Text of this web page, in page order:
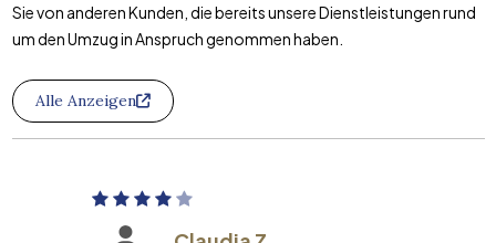
Sie von anderen Kunden, die bereits unsere Dienstleistungen rund
um den Umzug in Anspruch genommen haben.
Alle Anzeigen